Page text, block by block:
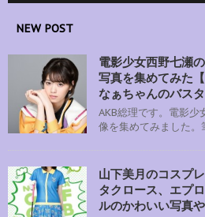
NEW POST
電影少女西野七瀬
写真を集めてみた
なぁちゃんのバスタ
AKB総理です。電影少
像を集めてみました。
山下美月のコスプ
タクロース、エプ
ルのかわいい写真